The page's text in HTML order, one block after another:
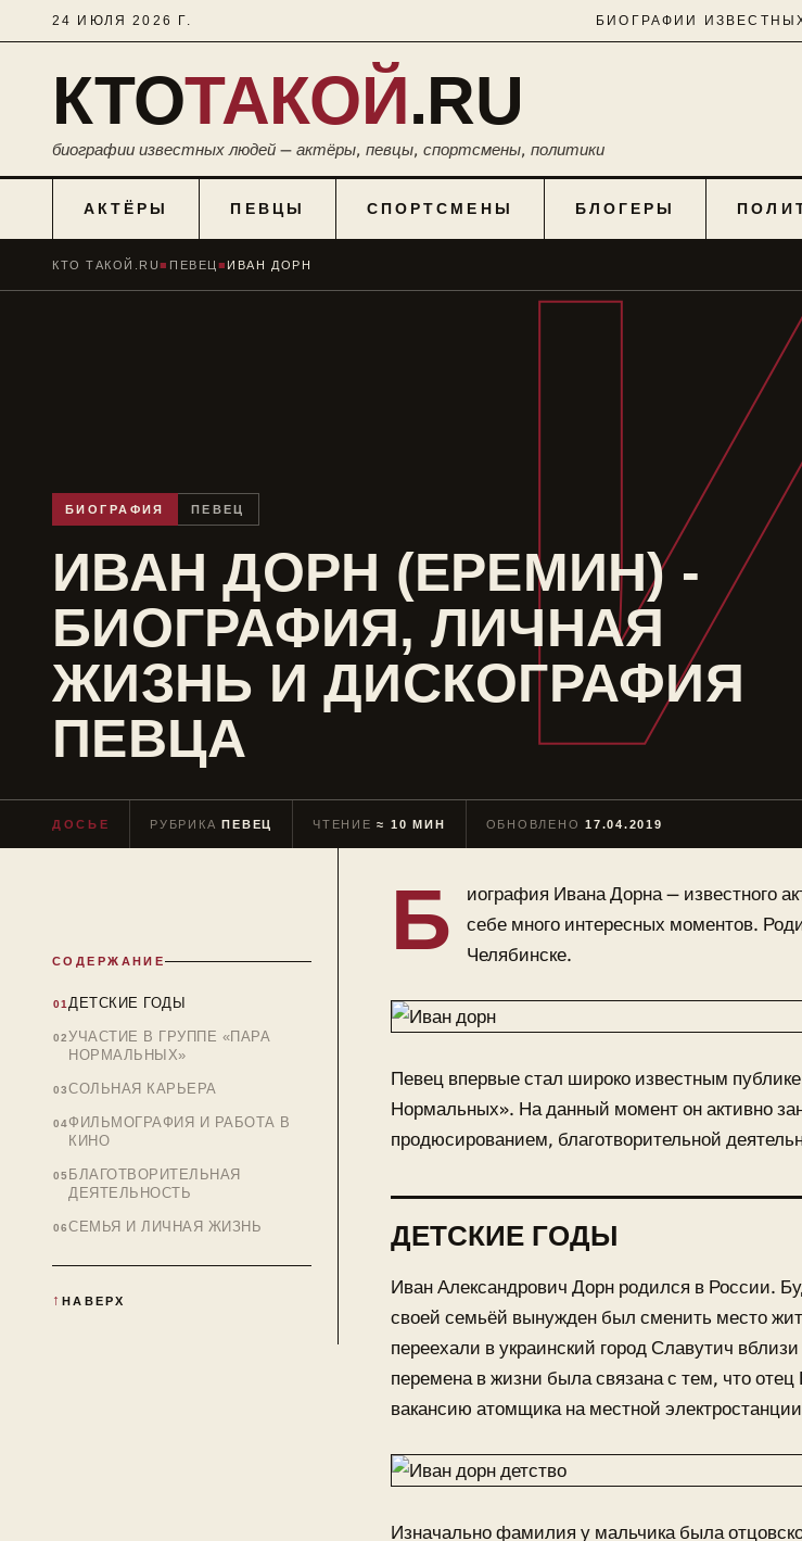
24 ИЮЛЯ 2026 Г. БИОГРАФИИ
КТОТАКОЙ.RU
биографии известных людей — актёры, певцы, спортсмены, политики
АКТЁРЫ ПЕВЦЫ СПОРТСМЕНЫ БЛОГЕРЫ
КТО ТАКОЙ.RU■ ПЕВЕЦ ■ ИВАН ДОРН
БИОГРАФИЯ ПЕВЕЦ
ИВАН ДОРН (ЕРЕМИН) -
БИОГРАФИЯ, ЛИЧНАЯ
ЖИЗНЬ И ДИСКОГРАФИЯ
ПЕВЦА
ДОСЬЕ РУБРИКАПЕВЕЦ ЧТЕНИЕ≈ 10 МИН ОБНОВЛЕНО17.04.2019
СОДЕРЖАНИЕ
ДЕТСКИЕ ГОДЫ
УЧАСТИЕ В ГРУППЕ «ПАРА
НОРМАЛЬНЫХ»
СОЛЬНАЯ КАРЬЕРА
ФИЛЬМОГРАФИЯ И РАБОТА В
КИНО
БЛАГОТВОРИТЕЛЬНАЯ
ДЕЯТЕЛЬНОСТЬ
СЕМЬЯ И ЛИЧНАЯ ЖИЗНЬ
НАВЕРХ
Б
иография Ивана Дорна — известного
себе много интересных моментов.
Челябинске.
Певец впервые стал широко известным
Нормальных». На данный момент он активно
продюсированием, благотворительной
ДЕТСКИЕ ГОДЫ
Иван Александрович Дорн родился в России.
своей семьёй вынужден был сменить место
переехали в украинский город Славутич
перемена в жизни была связана с тем, что
вакансию атомщика на местной
Изначально фамилия у мальчика была